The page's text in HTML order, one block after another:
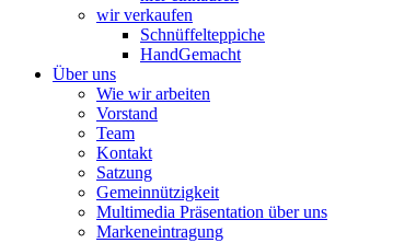
wir verkaufen
Schnüffelteppiche
HandGemacht
Über uns
Wie wir arbeiten
Vorstand
Team
Kontakt
Satzung
Gemeinnützigkeit
Multimedia Präsentation über uns
Markeneintragung